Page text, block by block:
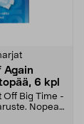
Again
6 kpl
Off Big Time -
Nopea